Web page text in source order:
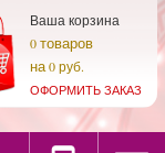
Ваша корзина
0товаров
на0 руб.
ОФОРМИТЬ ЗАКАЗ